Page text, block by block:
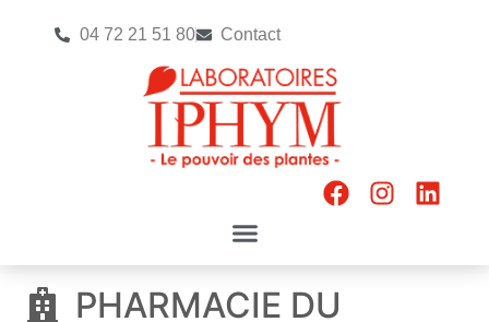
04 72 21 51 80 Contact
PHARMACIE DU